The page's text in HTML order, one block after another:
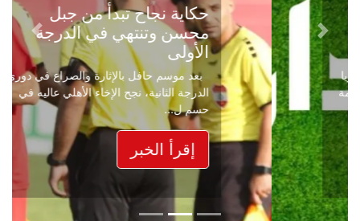
حكاية نجاح تبدأ من جبل
محسن وتنتهي في الدرجة
الأولى
بعد موسم حافل بالإثارة والصراع في دوري
الدرجة الثانية، نجح الإخاء الأهلي عاليه في
حسم ل...
إقرأ الخبر
Previous
Next